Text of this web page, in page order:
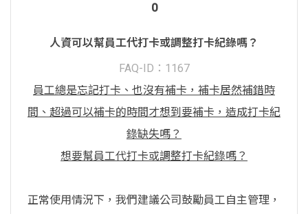
0
人資可以幫員工代打卡或調整打卡紀錄嗎？
FAQ-ID：1167
員工總是忘記打卡、也沒有補卡，補卡居然補錯時
間、超過可以補卡的時間才想到要補卡，造成打卡紀
錄缺失嗎？
想要幫員工代打卡或調整打卡紀錄嗎？
正常使用情況下，我們建議公司鼓勵員工自主管理，